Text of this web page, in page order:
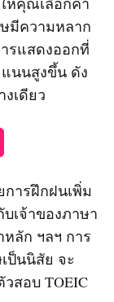
มีความหลาก
รแสดงออกที่
นนสูงขึ้น ดัง
เดียว
ารฝึกฝนเพิ่ม
เจ้าของภาษา
ลัก ฯลฯ การ
ป็นนิสัย จะ
สอบ TOEIC